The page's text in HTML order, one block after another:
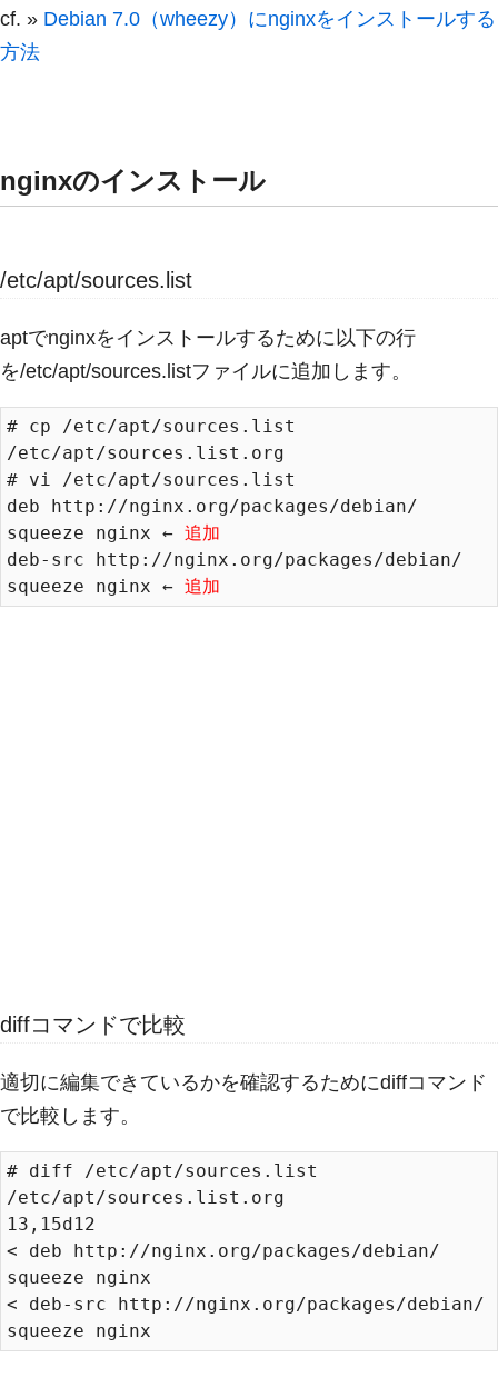
cf. » Debian 7.0（wheezy）にnginxをインストールする
方法
nginxのインストール
/etc/apt/sources.list
aptでnginxをインストールするために以下の行
を/etc/apt/sources.listファイルに追加します。
# cp /etc/apt/sources.list
/etc/apt/sources.list.org
# vi /etc/apt/sources.list
deb http://nginx.org/packages/debian/
squeeze nginx ← 追加
deb-src http://nginx.org/packages/debian/
squeeze nginx ← 追加
diffコマンドで比較
適切に編集できているかを確認するためにdiffコマンド
で比較します。
# diff /etc/apt/sources.list
/etc/apt/sources.list.org
13,15d12
< deb http://nginx.org/packages/debian/
squeeze nginx
< deb-src http://nginx.org/packages/debian/